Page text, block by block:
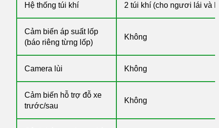
Hệ thống túi khí 2 túi khí (cho ngươi lái và
Cảm biến áp suất lốp
(báo riêng từng lốp)
Không
Camera lùi Không
Cảm biến hỗ trợ đỗ xe
trước/sau
Không